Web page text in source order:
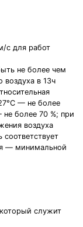
с для работ
не более чем
воздуха в 13ч
— не более
более 70 %; при
воздуха
— минимальной
служит